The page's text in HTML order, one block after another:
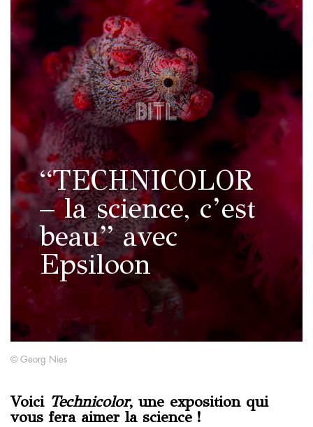
“TECHNICOLOR
– la science, c’est
beau” avec
Epsiloon
© Georg Nies
Voici Technicolor, une exposition qui
vous fera aimer la science !